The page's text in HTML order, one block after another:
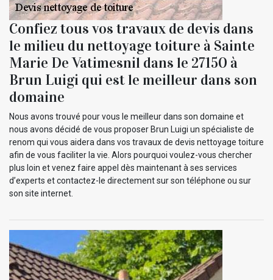
Confiez tous vos travaux de devis dans
le milieu du nettoyage toiture à Sainte
Marie De Vatimesnil dans le 27150 à
Brun Luigi qui est le meilleur dans son
domaine
Nous avons trouvé pour vous le meilleur dans son domaine et
nous avons décidé de vous proposer Brun Luigi un spécialiste de
renom qui vous aidera dans vos travaux de devis nettoyage toiture
afin de vous faciliter la vie. Alors pourquoi voulez-vous chercher
plus loin et venez faire appel dès maintenant à ses services
d’experts et contactez-le directement sur son téléphone ou sur
son site internet.